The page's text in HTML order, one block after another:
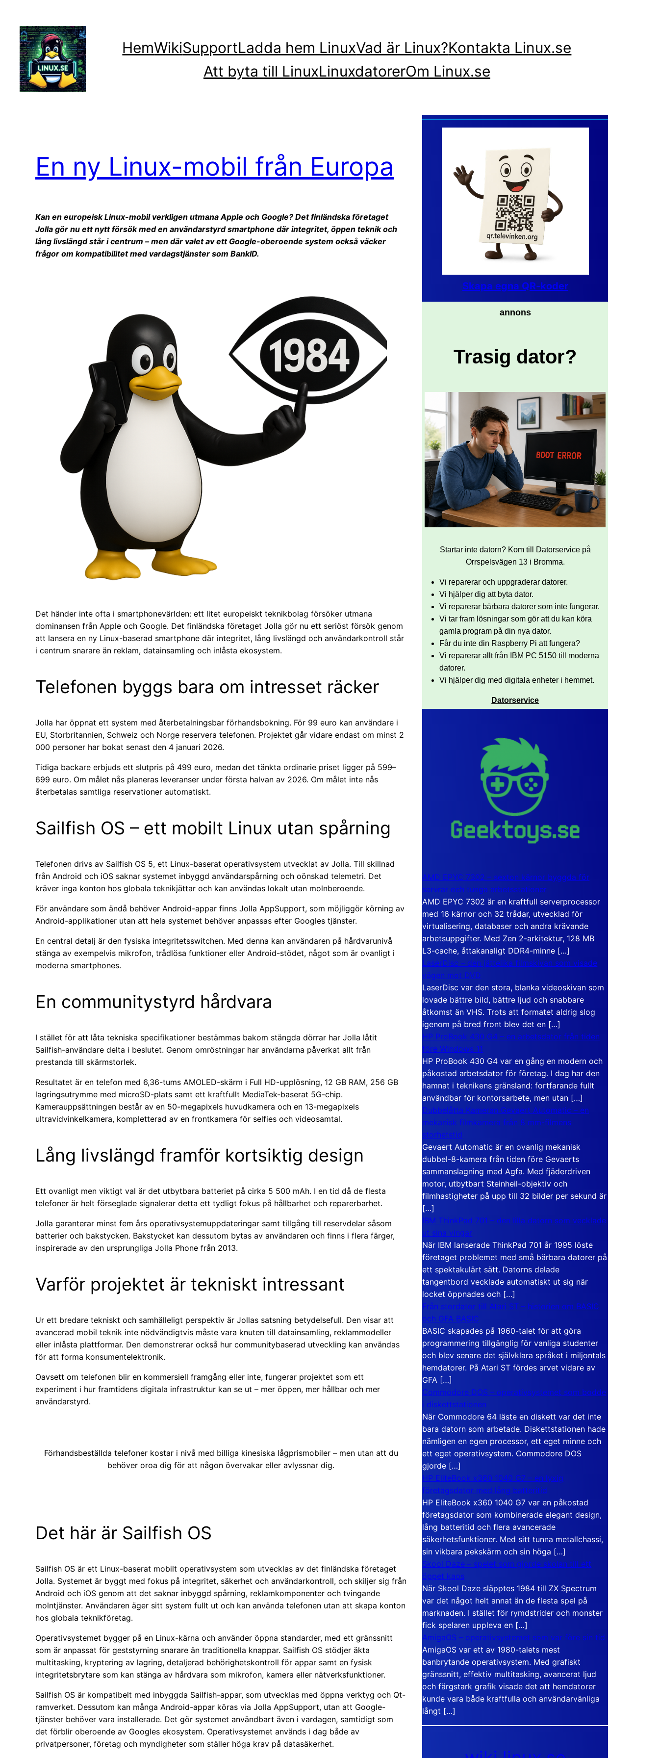
innehåll
HemWikiSupportLadda hem LinuxVad är Linux?Kontakta Linux.se
Att byta till LinuxLinuxdatorerOm Linux.se
En ny Linux-mobil från Europa
Kan en europeisk Linux-mobil verkligen utmana Apple och Google? Det finländska företaget
Jolla gör nu ett nytt försök med en användarstyrd smartphone där integritet, öppen teknik och
lång livslängd står i centrum – men där valet av ett Google-oberoende system också väcker
frågor om kompatibilitet med vardagstjänster som BankID.
Det händer inte ofta i smartphonevärlden: ett litet europeiskt teknikbolag försöker utmana
dominansen från Apple och Google. Det finländska företaget Jolla gör nu ett seriöst försök genom
att lansera en ny Linux-baserad smartphone där integritet, lång livslängd och användarkontroll står
i centrum snarare än reklam, datainsamling och inlåsta ekosystem.
Telefonen byggs bara om intresset räcker
Jolla har öppnat ett system med återbetalningsbar förhandsbokning. För 99 euro kan användare i
EU, Storbritannien, Schweiz och Norge reservera telefonen. Projektet går vidare endast om minst 2
000 personer har bokat senast den 4 januari 2026.
Tidiga backare erbjuds ett slutpris på 499 euro, medan det tänkta ordinarie priset ligger på 599–
699 euro. Om målet nås planeras leveranser under första halvan av 2026. Om målet inte nås
återbetalas samtliga reservationer automatiskt.
Sailfish OS – ett mobilt Linux utan spårning
Telefonen drivs av Sailfish OS 5, ett Linux-baserat operativsystem utvecklat av Jolla. Till skillnad
från Android och iOS saknar systemet inbyggd användarspårning och oönskad telemetri. Det
kräver inga konton hos globala teknikjättar och kan användas lokalt utan molnberoende.
För användare som ändå behöver Android-appar finns Jolla AppSupport, som möjliggör körning av
Android-applikationer utan att hela systemet behöver anpassas efter Googles tjänster.
En central detalj är den fysiska integritetsswitchen. Med denna kan användaren på hårdvarunivå
stänga av exempelvis mikrofon, trådlösa funktioner eller Android-stödet, något som är ovanligt i
moderna smartphones.
En communitystyrd hårdvara
I stället för att låta tekniska specifikationer bestämmas bakom stängda dörrar har Jolla låtit
Sailfish-användare delta i beslutet. Genom omröstningar har användarna påverkat allt från
prestanda till skärmstorlek.
Resultatet är en telefon med 6,36-tums AMOLED-skärm i Full HD-upplösning, 12 GB RAM, 256 GB
lagringsutrymme med microSD-plats samt ett kraftfullt MediaTek-baserat 5G-chip.
Kamerauppsättningen består av en 50-megapixels huvudkamera och en 13-megapixels
ultravidvinkelkamera, kompletterad av en frontkamera för selfies och videosamtal.
Lång livslängd framför kortsiktig design
Ett ovanligt men viktigt val är det utbytbara batteriet på cirka 5 500 mAh. I en tid då de flesta
telefoner är helt förseglade signalerar detta ett tydligt fokus på hållbarhet och reparerbarhet.
Jolla garanterar minst fem års operativsystemuppdateringar samt tillgång till reservdelar såsom
batterier och bakstycken. Bakstycket kan dessutom bytas av användaren och finns i flera färger,
inspirerade av den ursprungliga Jolla Phone från 2013.
Varför projektet är tekniskt intressant
Ur ett bredare tekniskt och samhälleligt perspektiv är Jollas satsning betydelsefull. Den visar att
avancerad mobil teknik inte nödvändigtvis måste vara knuten till datainsamling, reklammodeller
eller inlåsta plattformar. Den demonstrerar också hur communitybaserad utveckling kan användas
för att forma konsumentelektronik.
Oavsett om telefonen blir en kommersiell framgång eller inte, fungerar projektet som ett
experiment i hur framtidens digitala infrastruktur kan se ut – mer öppen, mer hållbar och mer
användarstyrd.
Förhandsbeställda telefoner kostar i nivå med billiga kinesiska lågprismobiler – men utan att du
behöver oroa dig för att någon övervakar eller avlyssnar dig.
Det här är Sailfish OS
Sailfish OS är ett Linux-baserat mobilt operativsystem som utvecklas av det finländska företaget
Jolla. Systemet är byggt med fokus på integritet, säkerhet och användarkontroll, och skiljer sig från
Android och iOS genom att det saknar inbyggd spårning, reklamkomponenter och tvingande
molntjänster. Användaren äger sitt system fullt ut och kan använda telefonen utan att skapa konton
hos globala teknikföretag.
Operativsystemet bygger på en Linux-kärna och använder öppna standarder, med ett gränssnitt
som är anpassat för geststyrning snarare än traditionella knappar. Sailfish OS stödjer äkta
multitasking, kryptering av lagring, detaljerad behörighetskontroll för appar samt en fysisk
integritetsbrytare som kan stänga av hårdvara som mikrofon, kamera eller nätverksfunktioner.
Sailfish OS är kompatibelt med inbyggda Sailfish-appar, som utvecklas med öppna verktyg och Qt-
ramverket. Dessutom kan många Android-appar köras via Jolla AppSupport, utan att Google-
tjänster behöver vara installerade. Det gör systemet användbart även i vardagen, samtidigt som
det förblir oberoende av Googles ekosystem. Operativsystemet används i dag både av
privatpersoner, företag och myndigheter som ställer höga krav på datasäkerhet.
Skapa egna QR-koder
annons
Trasig dator?
Startar inte datorn? Kom till Datorservice på
Orrspelsvägen 13 i Bromma.
Vi reparerar och uppgraderar datorer.
Vi hjälper dig att byta dator.
Vi reparerar bärbara datorer som inte fungerar.
Vi tar fram lösningar som gör att du kan köra
gamla program på din nya dator.
Får du inte din Raspberry Pi att fungera?
Vi reparerar allt från IBM PC 5150 till moderna
datorer.
Vi hjälper dig med digitala enheter i hemmet.
Datorservice
AMD EPYC 7302 – sexton kärnor byggda för
servrar och tunga arbetsstationer
AMD EPYC 7302 är en kraftfull serverprocessor
med 16 kärnor och 32 trådar, utvecklad för
virtualisering, databaser och andra krävande
arbetsuppgifter. Med Zen 2-arkitektur, 128 MB
L3-cache, åttakanaligt DDR4-minne […]
LaserDisc – den jättelika filmskivan som visade
vägen mot DVD
LaserDisc var den stora, blanka videoskivan som
lovade bättre bild, bättre ljud och snabbare
åtkomst än VHS. Trots att formatet aldrig slog
igenom på bred front blev det en […]
HP ProBook 430 G4 – en arbetsdator från tiden
före Windows 11
HP ProBook 430 G4 var en gång en modern och
påkostad arbetsdator för företag. I dag har den
hamnat i teknikens gränsland: fortfarande fullt
användbar för kontorsarbete, men utan […]
Dubbelåtta Kameran Gevaert Automatic – en
mekanisk filmkamera från 8 mm-filmens
storhetstid
Gevaert Automatic är en ovanlig mekanisk
dubbel-8-kamera från tiden före Gevaerts
sammanslagning med Agfa. Med fjäderdriven
motor, utbytbart Steinheil-objektiv och
filmhastigheter på upp till 32 bilder per sekund är
[…]
IBM ThinkPad 701 – den lilla datorn som vecklade
ut sina vingar
När IBM lanserade ThinkPad 701 år 1995 löste
företaget problemet med små bärbara datorer på
ett spektakulärt sätt. Datorns delade
tangentbord vecklade automatiskt ut sig när
locket öppnades och […]
Från stordator till Atari ST – historien om BASIC
och GFA BASIC
BASIC skapades på 1960-talet för att göra
programmering tillgänglig för vanliga studenter
och blev senare det självklara språket i miljontals
hemdatorer. På Atari ST fördes arvet vidare av
GFA […]
Commodore DOS – operativsystemet som bodde
i diskettstationen
När Commodore 64 läste en diskett var det inte
bara datorn som arbetade. Diskettstationen hade
nämligen en egen processor, ett eget minne och
ett eget operativsystem. Commodore DOS
gjorde […]
HP EliteBook x360 1040 G7 – en lyxig
företagsdator med lång batteritid
HP EliteBook x360 1040 G7 var en påkostad
företagsdator som kombinerade elegant design,
lång batteritid och flera avancerade
säkerhetsfunktioner. Med sitt tunna metallchassi,
sin vikbara pekskärm och sin höga […]
Skool Daze – spelet som gjorde skolan till ett
öppet kaos
När Skool Daze släpptes 1984 till ZX Spectrum
var det något helt annat än de flesta spel på
marknaden. I stället för rymdstrider och monster
fick spelaren uppleva en […]
AmigaOS – operativsystemet som var före sin tid
AmigaOS var ett av 1980-talets mest
banbrytande operativsystem. Med grafiskt
gränssnitt, effektiv multitasking, avancerat ljud
och färgstark grafik visade det att hemdatorer
kunde vara både kraftfulla och användarvänliga
långt […]